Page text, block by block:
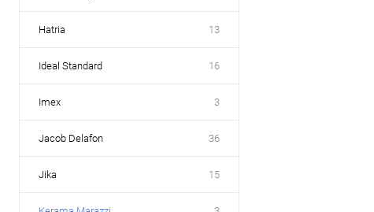
Hatria 13
Ideal Standard 16
Imex 3
Jacob Delafon 36
Jika 15